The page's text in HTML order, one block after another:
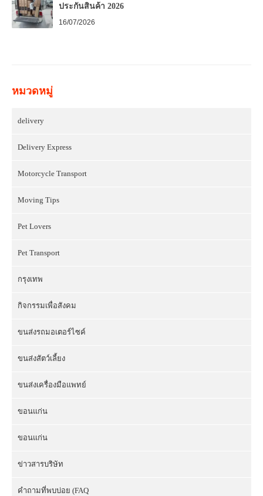
ประกันสินค้า 2026
16/07/2026
หมวดหมู่
delivery
Delivery Express
Motorcycle Transport
Moving Tips
Pet Lovers
Pet Transport
กรุงเทพ
กิจกรรมเพื่อสังคม
ขนส่งรถมอเตอร์ไซค์
ขนส่งสัตว์เลี้ยง
ขนส่งเครื่องมือแพทย์
ขอนแก่น
ขอนแก่น
ข่าวสารบริษัท
คำถามที่พบบ่อย (FAQ